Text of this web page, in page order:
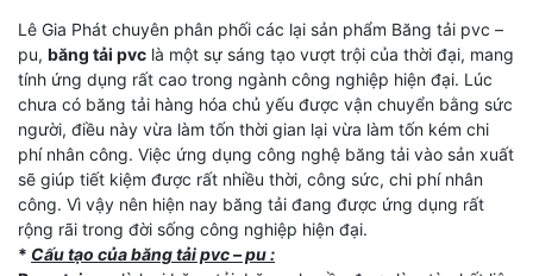
Lê Gia Phát chuyên phân phối các lại sản phẩm Băng tải pvc –
pu, băng tải pvc là một sự sáng tạo vượt trội của thời đại, mang
tính ứng dụng rất cao trong ngành công nghiệp hiện đại. Lúc
chưa có băng tải hàng hóa chủ yếu được vận chuyển bằng sức
người, điều này vừa làm tốn thời gian lại vừa làm tốn kém chi
phí nhân công. Việc ứng dụng công nghệ băng tải vào sản xuất
sẽ giúp tiết kiệm được rất nhiều thời, công sức, chi phí nhân
công. Vì vậy nên hiện nay băng tải đang được ứng dụng rất
rộng rãi trong đời sống công nghiệp hiện đại.
* Cấu tạo của băng tải pvc – pu :